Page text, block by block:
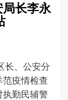
长李永
长、公安分
范疫情检查
执勤民辅警